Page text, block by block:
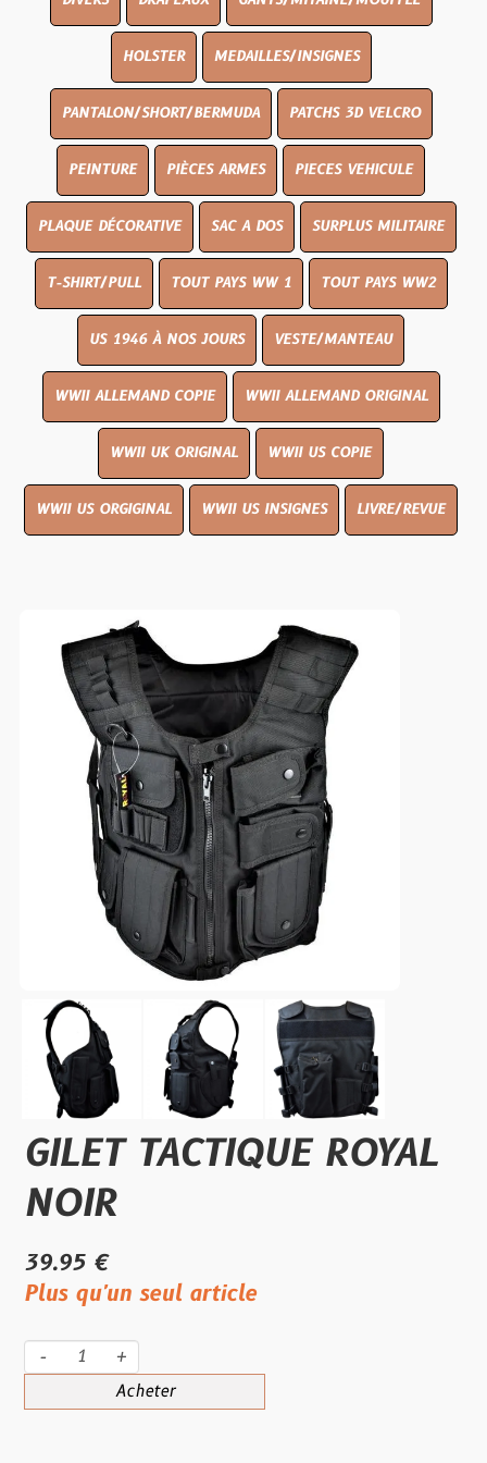
HOLSTER MEDAILLES/INSIGNES
PANTALON/SHORT/BERMUDA PATCHS 3D VELCRO
PEINTURE PIÈCES ARMES PIECES VEHICULE
PLAQUE DÉCORATIVE SAC A DOS SURPLUS MILITAIRE
T-SHIRT/PULL TOUT PAYS WW 1 TOUT PAYS WW2
US 1946 À NOS JOURS VESTE/MANTEAU
WWII ALLEMAND COPIE WWII ALLEMAND ORIGINAL
WWII UK ORIGINAL WWII US COPIE
WWII US ORGIGINAL WWII US INSIGNES LIVRE/REVUE
GILET TACTIQUE ROYAL
NOIR
39.95 €
Plus qu'un seul article
- +
Acheter